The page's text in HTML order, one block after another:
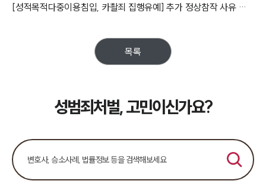
업무사례
주요 업무사례
사례분석/최신동향
법률정보
성범죄대응부 업무
전체
[성적목적다중이용침입, 카촬죄 집행유예] 추가 정상참작 사유 강조하여 검사 항소 기각 및 실형을 면함
목록
성범죄처벌, 고민이신가요?